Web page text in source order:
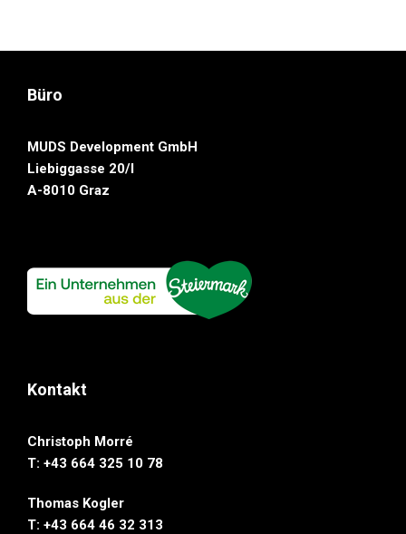
Büro
MUDS Development GmbH
Liebiggasse 20/I
A-8010 Graz
Kontakt
Christoph Morré
T: +43 664 325 10 78
Thomas Kogler
T: ‭+43 664 46 32 313‬